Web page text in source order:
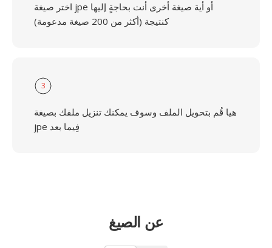
اختر صيغة jpe أو أية صيغة أخرى أنت بحاجةٍ إليها
كنتيجة (أكثر من 200 صيغة مدعومة)
3
هيا قُم بتحويل الملف وسوف يمكنك تنزيل ملفك بصيغة
jpe فِيما بعد
عن الصيغ